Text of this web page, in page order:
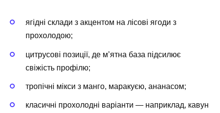
ягідні склади з акцентом на лісові ягоди з
прохолодою;
цитрусові позиції, де м’ятна база підсилює
свіжість профілю;
тропічні мікси з манго, маракуєю, ананасом;
класичні прохолодні варіанти — наприклад, кавун